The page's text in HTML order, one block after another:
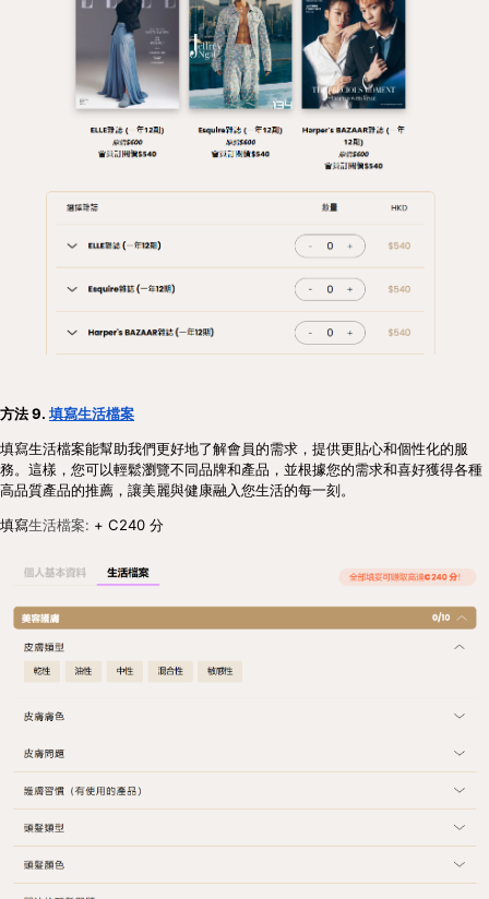
方法 9. 填寫生活檔案
填寫生活檔案能幫助我們更好地了解會員的需求，提供更貼心和個性化的服
務。這樣，您可以輕鬆瀏覽不同品牌和產品，並根據您的需求和喜好獲得各種
高品質產品的推薦，讓美麗與健康融入您生活的每一刻。
填寫生活檔案: + C240 分